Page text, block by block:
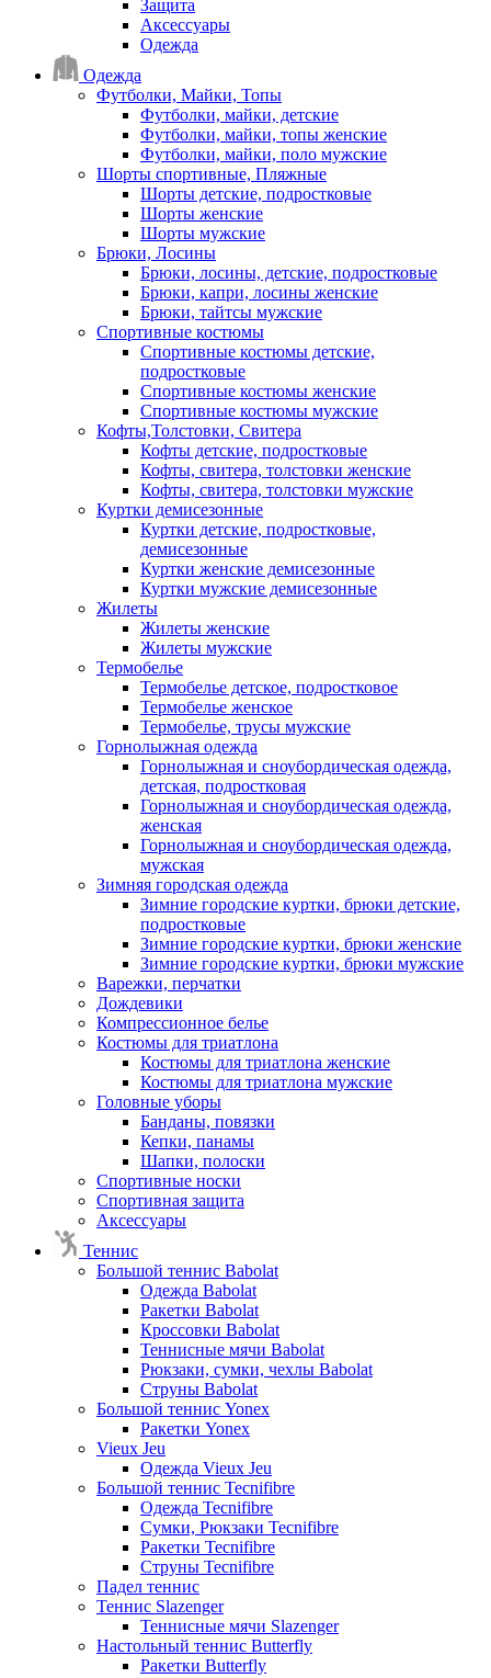
Защита
Аксессуары
Одежда
Одежда
Футболки, Майки, Топы
Футболки, майки, детские
Футболки, майки, топы женские
Футболки, майки, поло мужские
Шорты спортивные, Пляжные
Шорты детские, подростковые
Шорты женские
Шорты мужские
Брюки, Лосины
Брюки, лосины, детские, подростковые
Брюки, капри, лосины женские
Брюки, тайтсы мужские
Спортивные костюмы
Спортивные костюмы детские,
подростковые
Спортивные костюмы женские
Спортивные костюмы мужские
Кофты,Толстовки, Свитера
Кофты детские, подростковые
Кофты, свитера, толстовки женские
Кофты, свитера, толстовки мужские
Куртки демисезонные
Куртки детские, подростковые,
демисезонные
Куртки женские демисезонные
Куртки мужские демисезонные
Жилеты
Жилеты женские
Жилеты мужские
Термобелье
Термобелье детское, подростковое
Термобелье женское
Термобелье, трусы мужские
Горнолыжная одежда
Горнолыжная и сноубордическая одежда,
детская, подростковая
Горнолыжная и сноубордическая одежда,
женская
Горнолыжная и сноубордическая одежда,
мужская
Зимняя городская одежда
Зимние городские куртки, брюки детские,
подростковые
Зимние городские куртки, брюки женские
Зимние городские куртки, брюки мужские
Варежки, перчатки
Дождевики
Компрессионное белье
Костюмы для триатлона
Костюмы для триатлона женские
Костюмы для триатлона мужские
Головные уборы
Банданы, повязки
Кепки, панамы
Шапки, полоски
Спортивные носки
Спортивная защита
Аксессуары
Теннис
Большой теннис Babolat
Одежда Babolat
Ракетки Babolat
Кроссовки Babolat
Теннисные мячи Babolat
Рюкзаки, сумки, чехлы Babolat
Струны Babolat
Большой теннис Yonex
Ракетки Yonex
Vieux Jeu
Одежда Vieux Jeu
Большой теннис Tecnifibre
Одежда Tecnifibre
Сумки, Рюкзаки Tecnifibre
Ракетки Tecnifibre
Струны Tecnifibre
Падел теннис
Теннис Slazenger
Теннисные мячи Slazenger
Настольный теннис Butterfly
Ракетки Butterfly